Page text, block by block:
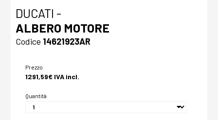
DUCATI -
ALBERO MOTORE
Codice 14621923AR
Prezzo
1291,59€ IVA incl.
Quantità